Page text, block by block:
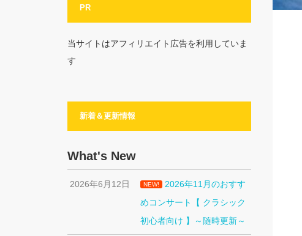
PR
当サイトはアフィリエイト広告を利用していま
す
新着＆更新情報
What's New
2026年6月12日 NEW!
2026年11月のおすす
めコンサート【 クラシック
初心者向け 】～随時更新～